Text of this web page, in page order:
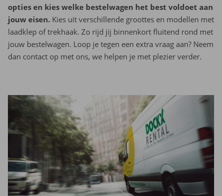
opties en kies welke bestelwagen het best voldoet aan
jouw eisen. Kies uit verschillende groottes en modellen met
laadklep of trekhaak. Zo rijd jij binnenkort fluitend rond met
jouw bestelwagen. Loop je tegen een extra vraag aan? Neem
dan contact op met ons, we helpen je met plezier verder.